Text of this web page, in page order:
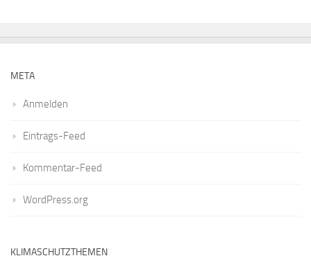
META
Anmelden
Eintrags-Feed
Kommentar-Feed
WordPress.org
KLIMASCHUTZTHEMEN